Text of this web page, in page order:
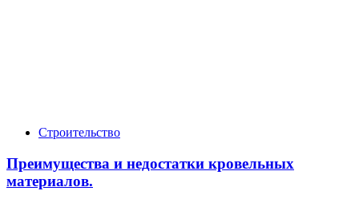
Строительство
Преимущества и недостатки кровельных
материалов.